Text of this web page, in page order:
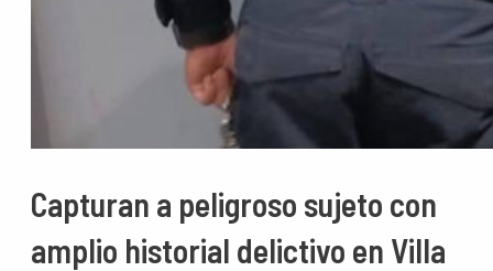
Capturan a peligroso sujeto con
amplio historial delictivo en Villa